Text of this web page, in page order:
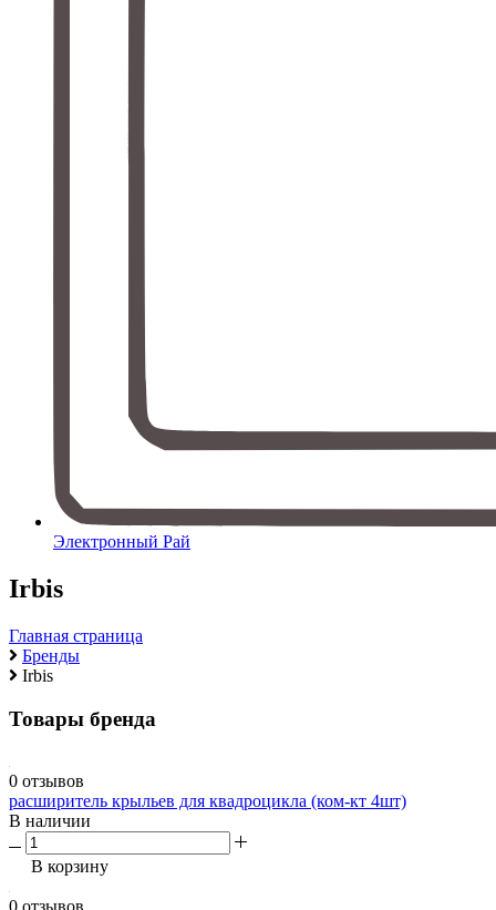
Электронный Рай
Irbis
Главная страница
Бренды
Irbis
Товары бренда
0 отзывов
расширитель крыльев для квадроцикла (ком-кт 4шт)
В наличии
В корзину